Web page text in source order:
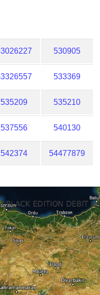
530905
533369
535209 535210
537556 540130
542374 54477879